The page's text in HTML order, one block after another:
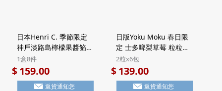
日本Henri C. 季節限定
神戶淡路島檸檬果醬餡餅
法式Financier費南雪蛋
糕 禮盒 (1盒8件)【市集
世界 - 日本市集】
1盒8件
$159.00
返貨通知您
日版Yoku Moku 春日限
定 士多啤梨草莓 粒粒方
塊酥餅 禮盒 (2粒x6包)
【市集世界 - 日本市集】
2粒x6包
$139.00
返貨通知您